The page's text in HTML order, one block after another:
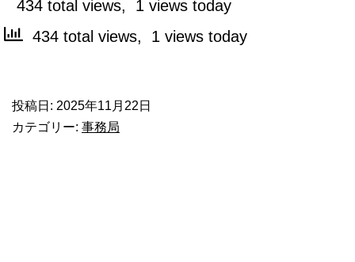
434 total views, 1 views today
434 total views, 1 views today
投稿日: 2025年11月22日
カテゴリー: 事務局